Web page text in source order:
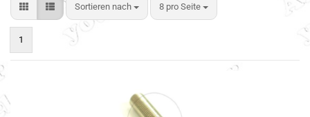
Sortieren nach 8 pro Seite
1